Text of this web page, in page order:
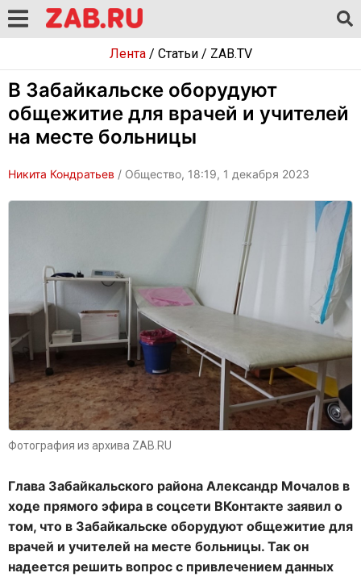
Лента/ Статьи/ ZAB.TV
В Забайкальске оборудуют
общежитие для врачей и учителей
на месте больницы
Никита Кондратьев / Общество, 18:19, 1 декабря 2023
Фотография из архива ZAB.RU
Глава Забайкальского района Александр Мочалов в
ходе прямого эфира в соцсети ВКонтакте заявил о
том, что в Забайкальске оборудуют общежитие для
врачей и учителей на месте больницы. Так он
надеется решить вопрос с привлечением данных